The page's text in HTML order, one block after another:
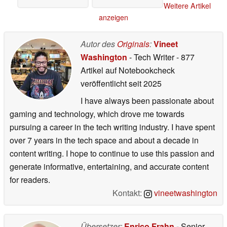
Weitere Artikel
anzeigen
Autor des Originals:Vineet
Washington - Tech Writer- 877
Artikel auf Notebookcheck
veröffentlichtseit 2025
I have always been passionate about
gaming and technology, which drove me towards
pursuing a career in the tech writing industry. I have spent
over 7 years in the tech space and about a decade in
content writing. I hope to continue to use this passion and
generate informative, entertaining, and accurate content
for readers.
Kontakt:
vineetwashington